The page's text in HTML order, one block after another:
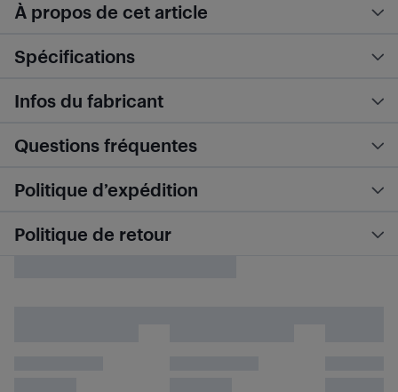
À propos de cet article
Spécifications
Infos du fabricant
Questions fréquentes
Politique d’expédition
Politique de retour